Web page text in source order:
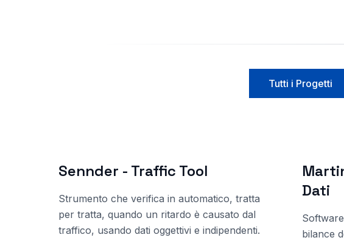
Tutti i Progetti
Sennder - Traffic Tool
Strumento che verifica in automatico, tratta
per tratta, quando un ritardo è causato dal
traffico, usando dati oggettivi e indipendenti.
Dati
bilance